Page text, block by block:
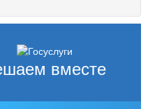
вместе